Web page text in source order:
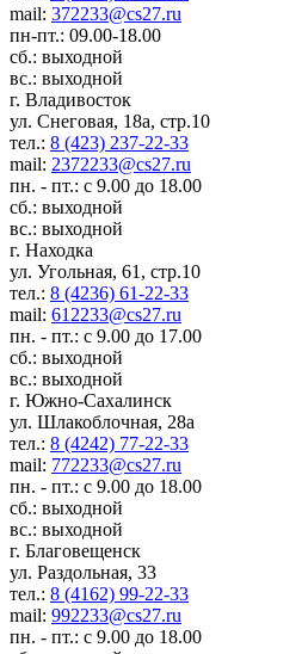
mail: 372233@cs27.ru
пн-пт.: 09.00-18.00
сб.: выходной
вс.: выходной
г. Владивосток
ул. Снеговая, 18а, стр.10
тел.: 8 (423) 237-22-33
mail: 2372233@cs27.ru
пн. - пт.: с 9.00 до 18.00
сб.: выходной
вс.: выходной
г. Находка
ул. Угольная, 61, стр.10
тел.: 8 (4236) 61-22-33
mail: 612233@cs27.ru
пн. - пт.: с 9.00 до 17.00
сб.: выходной
вс.: выходной
г. Южно-Сахалинск
ул. Шлакоблочная, 28а
тел.: 8 (4242) 77-22-33
mail: 772233@cs27.ru
пн. - пт.: с 9.00 до 18.00
сб.: выходной
вс.: выходной
г. Благовещенск
ул. Раздольная, 33
тел.: 8 (4162) 99-22-33
mail: 992233@cs27.ru
пн. - пт.: с 9.00 до 18.00